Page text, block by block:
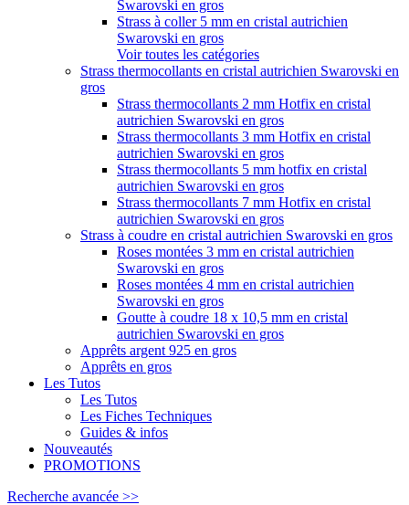
Swarovski en gros
Strass à coller 5 mm en cristal autrichien
Swarovski en gros
Voir toutes les catégories
Strass thermocollants en cristal autrichien Swarovski en
gros
Strass thermocollants 2 mm Hotfix en cristal
autrichien Swarovski en gros
Strass thermocollants 3 mm Hotfix en cristal
autrichien Swarovski en gros
Strass thermocollants 5 mm hotfix en cristal
autrichien Swarovski en gros
Strass thermocollants 7 mm Hotfix en cristal
autrichien Swarovski en gros
Strass à coudre en cristal autrichien Swarovski en gros
Roses montées 3 mm en cristal autrichien
Swarovski en gros
Roses montées 4 mm en cristal autrichien
Swarovski en gros
Goutte à coudre 18 x 10,5 mm en cristal
autrichien Swarovski en gros
Apprêts argent 925 en gros
Apprêts en gros
Les Tutos
Les Tutos
Les Fiches Techniques
Guides & infos
Nouveautés
PROMOTIONS
Recherche avancée >>